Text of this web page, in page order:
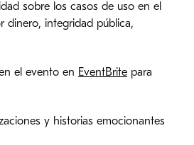
sobre los casos de uso en el
dinero, integridad pública,
el evento en EventBrite para
y historias emocionantes